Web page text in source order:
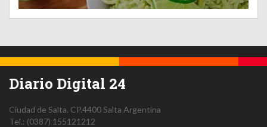
Diario Digital 24
Ciudad de Salta. CP.4400Salta Argentina
Tel.: (0387) 155121212